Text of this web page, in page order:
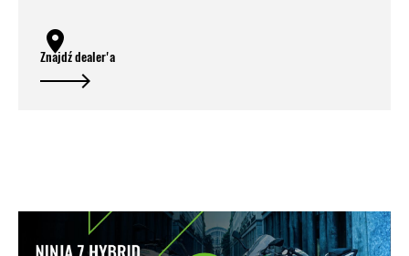
Znajdź dealer'a